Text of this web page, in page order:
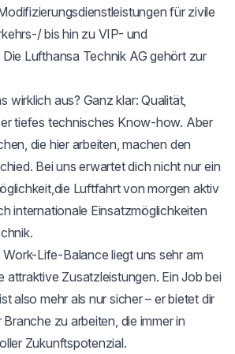
für zivile
bis hin zu VIP- und
Lufthansa Technik AG gehört zur
wirklich aus? Ganz klar: Qualität,
tiefes technisches Know-how. Aber
die hier arbeiten, machen den
Bei uns erwartet dich nicht nur ein
Luftfahrt von morgen aktiv
internationale Einsatzmöglichkeiten
Life-Balance liegt uns sehr am
attraktive Zusatzleistungen. Ein Job bei
also mehr als nur sicher – er bietet dir
zu arbeiten, die immer in
Zukunftspotenzial.